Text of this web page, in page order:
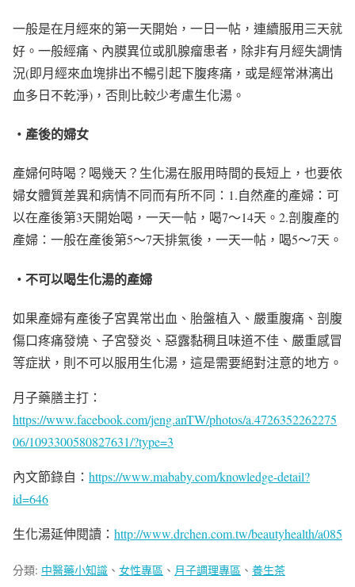
一般是在月經來的第一天開始，一日一帖，連續服用三天就
好。一般經痛、內膜異位或肌腺瘤患者，除非有月經失調情
況(即月經來血塊排出不暢引起下腹疼痛，或是經常淋漓出
血多日不乾淨)，否則比較少考慮生化湯。
・產後的婦女
產婦何時喝？喝幾天？生化湯在服用時間的長短上，也要依
婦女體質差異和病情不同而有所不同：1.自然產的產婦：可
以在產後第3天開始喝，一天一帖，喝7～14天。2.剖腹產的
產婦：一般在產後第5～7天排氣後，一天一帖，喝5～7天。
・不可以喝生化湯的產婦
如果產婦有產後子宮異常出血、胎盤植入、嚴重腹痛、剖腹
傷口疼痛發燒、子宮發炎、惡露黏稠且味道不佳、嚴重感冒
等症狀，則不可以服用生化湯，這是需要絕對注意的地方。
月子藥膳主打：
https://www.facebook.com/jeng.anTW/photos/a.4726352262275
06/1093300580827631/?type=3
內文節錄自： https://www.mababy.com/knowledge-detail?
id=646
生化湯延伸閱讀： http://www.drchen.com.tw/beautyhealth/a085
分類: 中醫藥小知識 、 女性專區 、 月子調理專區 、 養生茶